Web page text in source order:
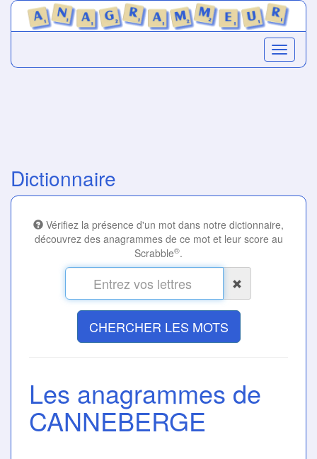
Dictionnaire
Vérifiez la présence d'un mot dans notre dictionnaire,
découvrez des anagrammes de ce mot et leur score au
Scrabble®.
CHERCHER LES MOTS
Les anagrammes de
CANNEBERGE